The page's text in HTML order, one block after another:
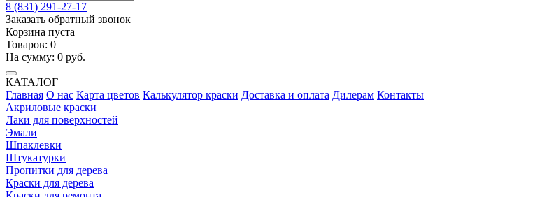
8 (831) 291-27-17
Заказать обратный звонок
Корзина пуста
Товаров: 0
На сумму: 0 руб.
КАТАЛОГ
Главная О нас Карта цветов Калькулятор краски Доставка и оплата Дилерам Контакты
Акриловые краски
Лаки для поверхностей
Эмали
Шпаклевки
Штукатурки
Пропитки для дерева
Краски для дерева